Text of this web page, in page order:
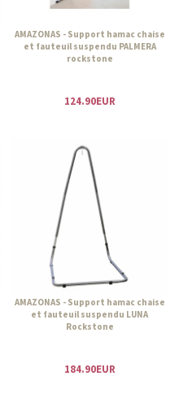
AMAZONAS - Support hamac chaise
et fauteuil suspendu PALMERA
rockstone
124.90EUR
AMAZONAS - Support hamac chaise
et fauteuil suspendu LUNA
Rockstone
184.90EUR